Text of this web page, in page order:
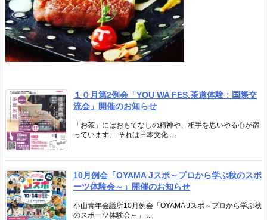
１０月第2例会「YOU WA FES.茶道体験：国際交
流会」開催のお知らせ
「お茶」にはおもてなしの精神や、相手を思いやる心が宿
っています。 それは日本文化 ...
10月例会「OYAMA Jスポ～プロから学ぶ秋のスポ
ーツ体験会～」開催のお知らせ
小山青年会議所10月例会「OYAMA Jスポ～プロから学ぶ秋
のスポーツ体験会～」 ...